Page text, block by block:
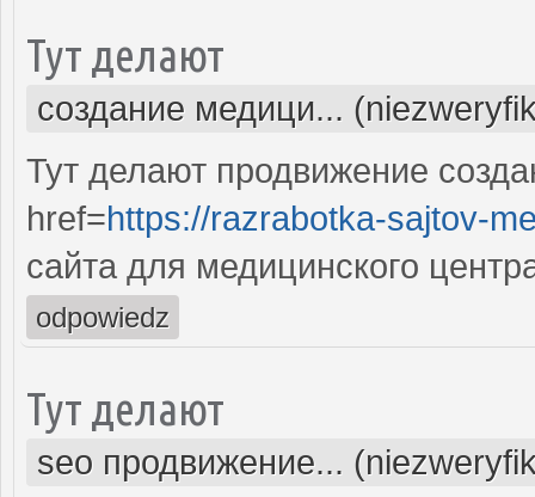
Тут делают
создание медици...
Тут делают продвижение
href=https://razrabotka-sajtov-
сайта для медицинского
odpowiedz
Тут делают
seo продвижение...